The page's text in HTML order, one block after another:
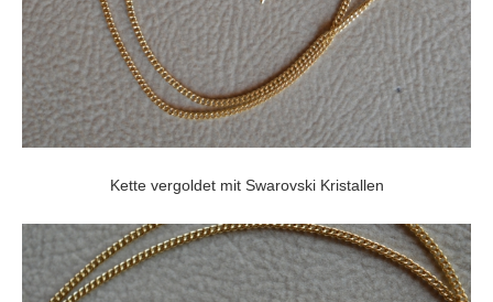
Kette vergoldet mit Swarovski Kristallen